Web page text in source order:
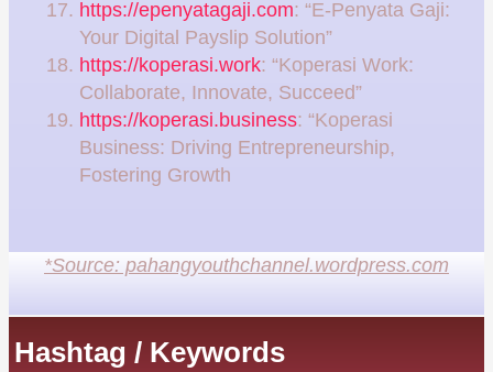
https://epenyatagaji.com: “E-Penyata Gaji:
Your Digital Payslip Solution”
https://koperasi.work: “Koperasi Work:
Collaborate, Innovate, Succeed”
https://koperasi.business: “Koperasi
Business: Driving Entrepreneurship,
Fostering Growth
*Source: pahangyouthchannel.wordpress.com
Hashtag / Keywords